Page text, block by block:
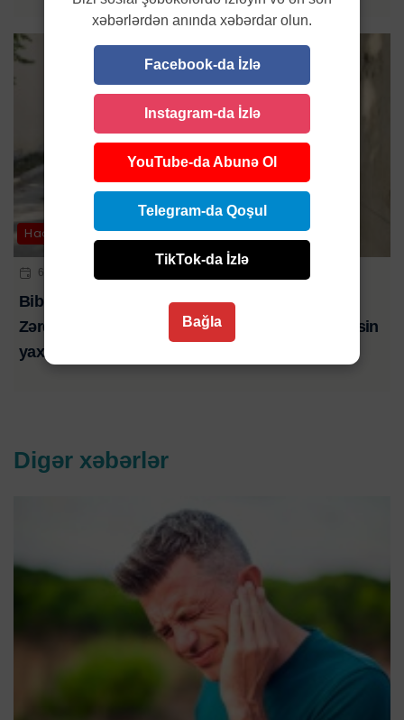
Hadisə
6 AVQ 2026 | 21:01
Bibim həkim səhlənkarlığının qurbanı oldu-
Zərdabda baş verən ağır yol qəzasında ölən şəxsin
yaxını şikayət edib-VİDEO
Digər xəbərlər
xəbərlərdən anında xəbərdar olun.
Facebook-da İzlə
Instagram-da İzlə
YouTube-da Abunə Ol
Telegram-da Qoşul
TikTok-da İzlə
Bağla